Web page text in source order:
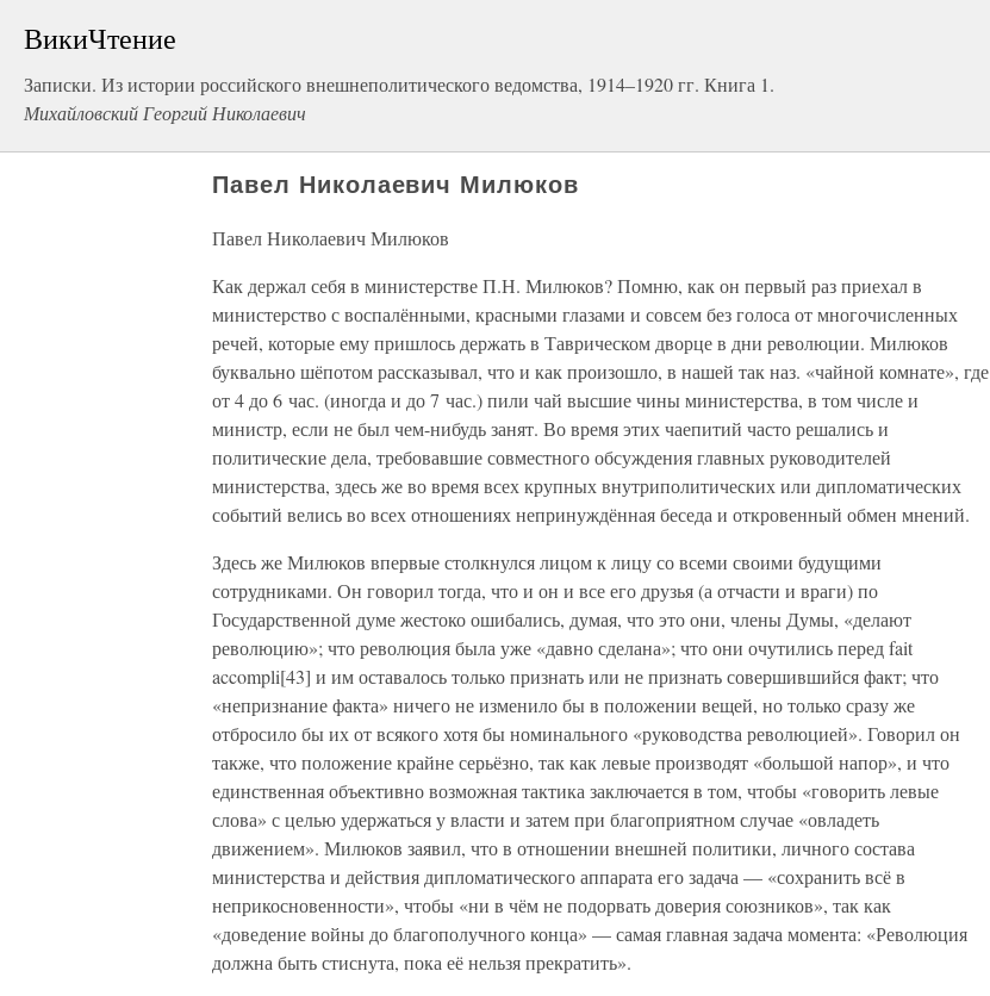
ВикиЧтение
Записки. Из истории российского внешнеполитического ведомства, 1914–1920 гг. Книга 1.
Михайловский Георгий Николаевич
Павел Николаевич Милюков
Павел Николаевич Милюков
Как держал себя в министерстве П.Н. Милюков? Помню, как он первый раз приехал в
министерство с воспалёнными, красными глазами и совсем без голоса от многочисленных
речей, которые ему пришлось держать в Таврическом дворце в дни революции. Милюков
буквально шёпотом рассказывал, что и как произошло, в нашей так наз. «чайной комнате», где
от 4 до 6 час. (иногда и до 7 час.) пили чай высшие чины министерства, в том числе и
министр, если не был чем-нибудь занят. Во время этих чаепитий часто решались и
политические дела, требовавшие совместного обсуждения главных руководителей
министерства, здесь же во время всех крупных внутриполитических или дипломатических
событий велись во всех отношениях непринуждённая беседа и откровенный обмен мнений.
Здесь же Милюков впервые столкнулся лицом к лицу со всеми своими будущими
сотрудниками. Он говорил тогда, что и он и все его друзья (а отчасти и враги) по
Государственной думе жестоко ошибались, думая, что это они, члены Думы, «делают
революцию»; что революция была уже «давно сделана»; что они очутились перед fait
accompli[43] и им оставалось только признать или не признать совершившийся факт; что
«непризнание факта» ничего не изменило бы в положении вещей, но только сразу же
отбросило бы их от всякого хотя бы номинального «руководства революцией». Говорил он
также, что положение крайне серьёзно, так как левые производят «большой напор», и что
единственная объективно возможная тактика заключается в том, чтобы «говорить левые
слова» с целью удержаться у власти и затем при благоприятном случае «овладеть
движением». Милюков заявил, что в отношении внешней политики, личного состава
министерства и действия дипломатического аппарата его задача — «сохранить всё в
неприкосновенности», чтобы «ни в чём не подорвать доверия союзников», так как
«доведение войны до благополучного конца» — самая главная задача момента: «Революция
должна быть стиснута, пока её нельзя прекратить».